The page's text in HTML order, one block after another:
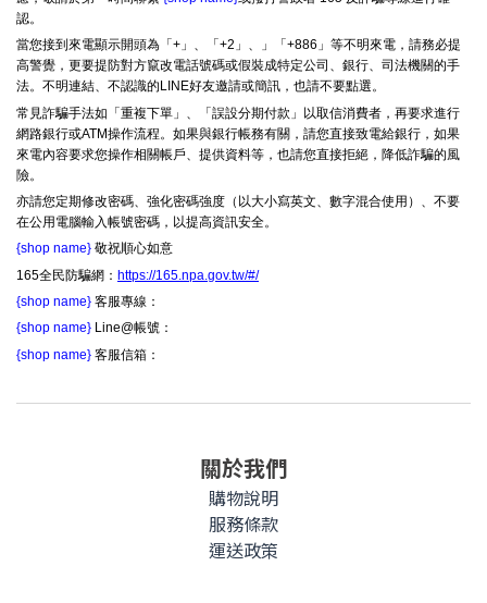
認。
當您接到來電顯示開頭為「+」、「+2」、」「+886」等不明來電，請務必提
高警覺，更要提防對方竄改電話號碼或假裝成特定公司、銀行、司法機關的手
法。不明連結、不認識的LINE好友邀請或簡訊，也請不要點選。
常見詐騙手法如「重複下單」、「誤設分期付款」以取信消費者，再要求進行
網路銀行或ATM操作流程。如果與銀行帳務有關，請您直接致電給銀行，如果
來電內容要求您操作相關帳戶、提供資料等，也請您直接拒絕，降低詐騙的風
險。
亦請您定期修改密碼、強化密碼強度（以大小寫英文、數字混合使用）、不要
在公用電腦輸入帳號密碼，以提高資訊安全。
{shop name} 敬祝順心如意
165全民防騙網： https://165.npa.gov.tw/#/
{shop name} 客服專線：
{shop name} Line@帳號：
{shop name} 客服信箱：
關於我們
購物說明
服務條款
運送政策